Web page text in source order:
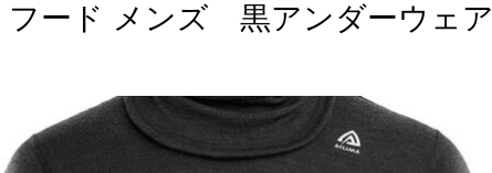
フード メンズ 黒アンダーウェア